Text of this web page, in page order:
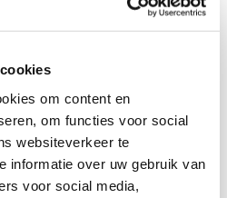
om content en
om functies voor social
websiteverkeer te
informatie over uw gebruik van
voor social media,